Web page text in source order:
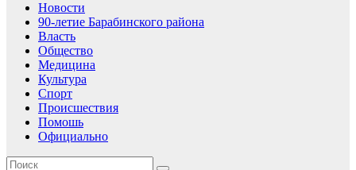
Новости
90-летие Барабинского района
Власть
Общество
Медицина
Культура
Спорт
Происшествия
Помошь
Официально